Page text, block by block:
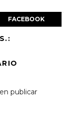
FACEBOOK
publicar